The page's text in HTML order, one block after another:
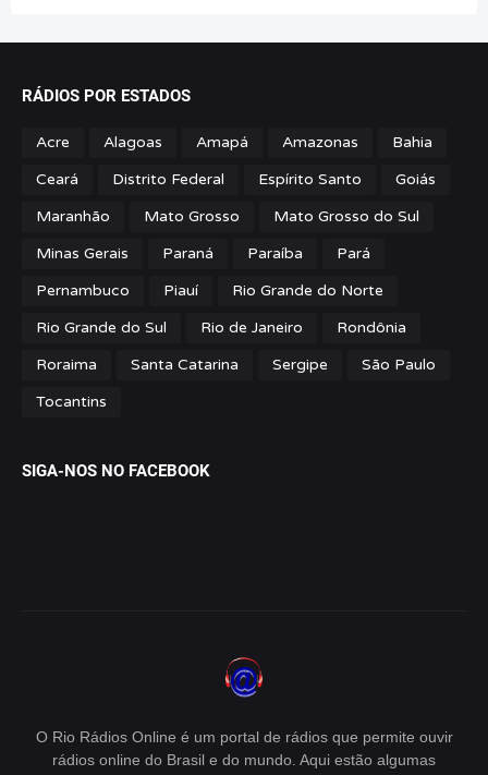
RÁDIOS POR ESTADOS
Acre Alagoas Amapá Amazonas
Bahia
Ceará
Distrito Federal Espírito Santo
Goiás
Maranhão
Mato Grosso
Mato Grosso do Sul
Minas Gerais
Paraná Paraíba
Pará
Pernambuco
Piauí
Rio Grande do Norte
Rio Grande do Sul
Rio de Janeiro
Rondônia
Roraima
Santa Catarina Sergipe
São Paulo
Tocantins
SIGA-NOS NO FACEBOOK
O Rio Rádios Online é um portal de rádios que permite ouvir
rádios online do Brasil e do mundo. Aqui estão algumas